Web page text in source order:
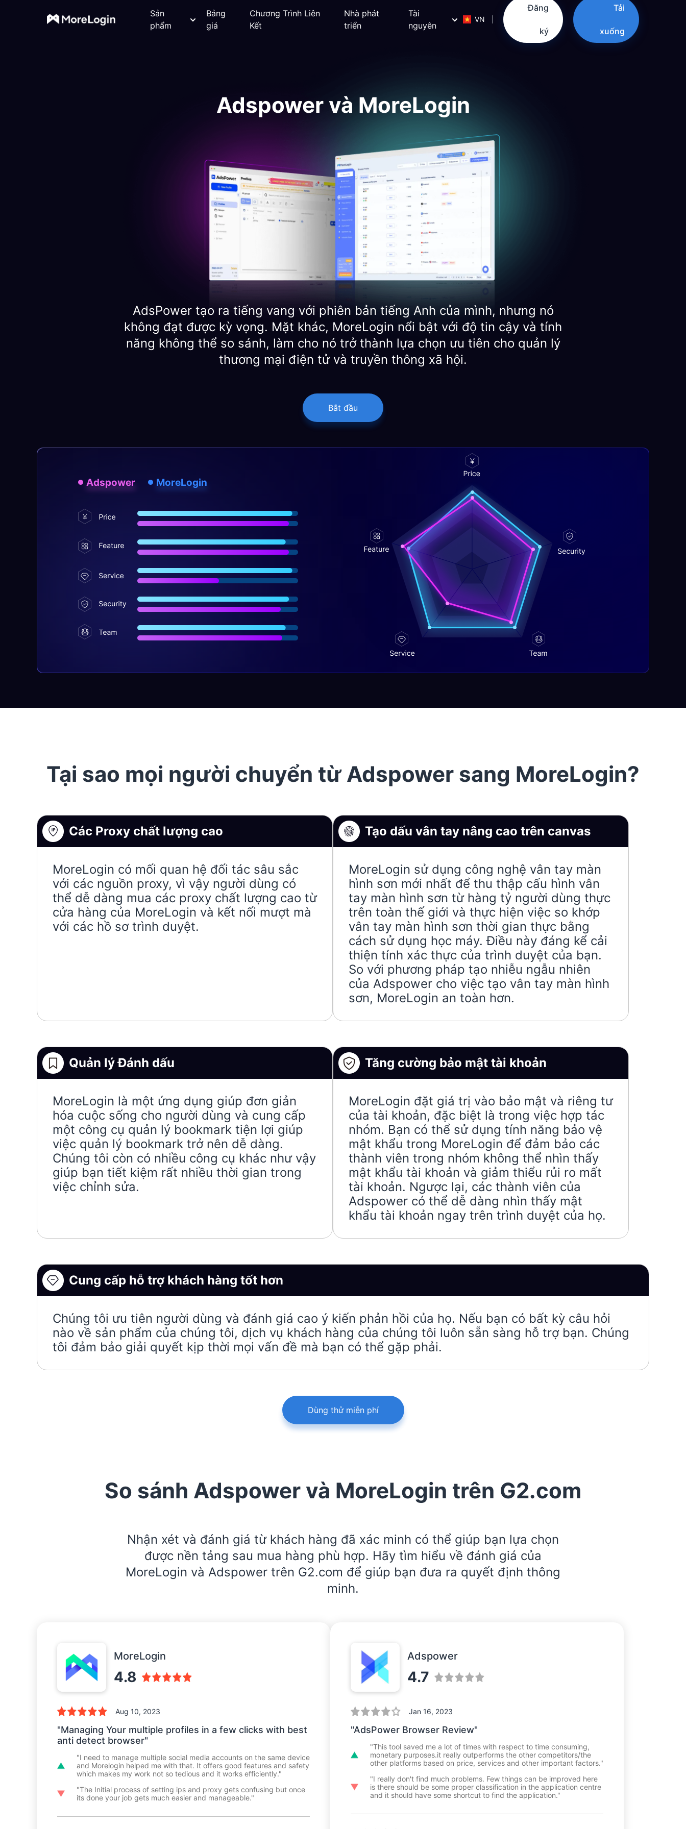
Sản
phẩm
Bảng
giá
Chương Trình Liên
Kết
Nhà phát
triển
Tài
nguyên
VN
Đăng
ký
Tải
xuống
Adspower và MoreLogin
AdsPower tạo ra tiếng vang với phiên bản tiếng Anh của mình, nhưng nó
không đạt được kỳ vọng. Mặt khác, MoreLogin nổi bật với độ tin cậy và tính
năng không thể so sánh, làm cho nó trở thành lựa chọn ưu tiên cho quản lý
thương mại điện tử và truyền thông xã hội.
Bắt đầu
Adspower MoreLogin
Tại sao mọi người chuyển từ Adspower sang MoreLogin?
Các Proxy chất lượng cao
MoreLogin có mối quan hệ đối tác sâu sắc
với các nguồn proxy, vì vậy người dùng có
thể dễ dàng mua các proxy chất lượng cao từ
cửa hàng của MoreLogin và kết nối mượt mà
với các hồ sơ trình duyệt.
Tạo dấu vân tay nâng cao trên canvas
MoreLogin sử dụng công nghệ vân tay màn
hình sơn mới nhất để thu thập cấu hình vân
tay màn hình sơn từ hàng tỷ người dùng thực
trên toàn thế giới và thực hiện việc so khớp
vân tay màn hình sơn thời gian thực bằng
cách sử dụng học máy. Điều này đáng kể cải
thiện tính xác thực của trình duyệt của bạn.
So với phương pháp tạo nhiễu ngẫu nhiên
của Adspower cho việc tạo vân tay màn hình
sơn, MoreLogin an toàn hơn.
Quản lý Đánh dấu
MoreLogin là một ứng dụng giúp đơn giản
hóa cuộc sống cho người dùng và cung cấp
một công cụ quản lý bookmark tiện lợi giúp
việc quản lý bookmark trở nên dễ dàng.
Chúng tôi còn có nhiều công cụ khác như vậy
giúp bạn tiết kiệm rất nhiều thời gian trong
việc chỉnh sửa.
Tăng cường bảo mật tài khoản
MoreLogin đặt giá trị vào bảo mật và riêng tư
của tài khoản, đặc biệt là trong việc hợp tác
nhóm. Bạn có thể sử dụng tính năng bảo vệ
mật khẩu trong MoreLogin để đảm bảo các
thành viên trong nhóm không thể nhìn thấy
mật khẩu tài khoản và giảm thiểu rủi ro mất
tài khoản. Ngược lại, các thành viên của
Adspower có thể dễ dàng nhìn thấy mật
khẩu tài khoản ngay trên trình duyệt của họ.
Cung cấp hỗ trợ khách hàng tốt hơn
Chúng tôi ưu tiên người dùng và đánh giá cao ý kiến phản hồi của họ. Nếu bạn có bất kỳ câu hỏi
nào về sản phẩm của chúng tôi, dịch vụ khách hàng của chúng tôi luôn sẵn sàng hỗ trợ bạn. Chúng
tôi đảm bảo giải quyết kịp thời mọi vấn đề mà bạn có thể gặp phải.
Dùng thử miễn phí
So sánh Adspower và MoreLogin trên G2.com
Nhận xét và đánh giá từ khách hàng đã xác minh có thể giúp bạn lựa chọn
được nền tảng sau mua hàng phù hợp. Hãy tìm hiểu về đánh giá của
MoreLogin và Adspower trên G2.com để giúp bạn đưa ra quyết định thông
minh.
MoreLogin
4.8
Aug 10, 2023
"Managing Your multiple profiles in a few clicks with best
anti detect browser"
"I need to manage multiple social media accounts on the same device
and Morelogin helped me with that. It offers good features and safety
which makes my work not so tedious and it works efficiently."
"The Initial process of setting ips and proxy gets confusing but once
its done your job gets much easier and manageable."
Adspower
4.7
Jan 16, 2023
"AdsPower Browser Review"
"This tool saved me a lot of times with respect to time consuming,
monetary purposes.it really outperforms the other competitors/the
other platforms based on price, services and other important factors."
"I really don't find much problems. Few things can be improved here
is there should be some proper classification in the application centre
and it should have some shortcut to find the application."